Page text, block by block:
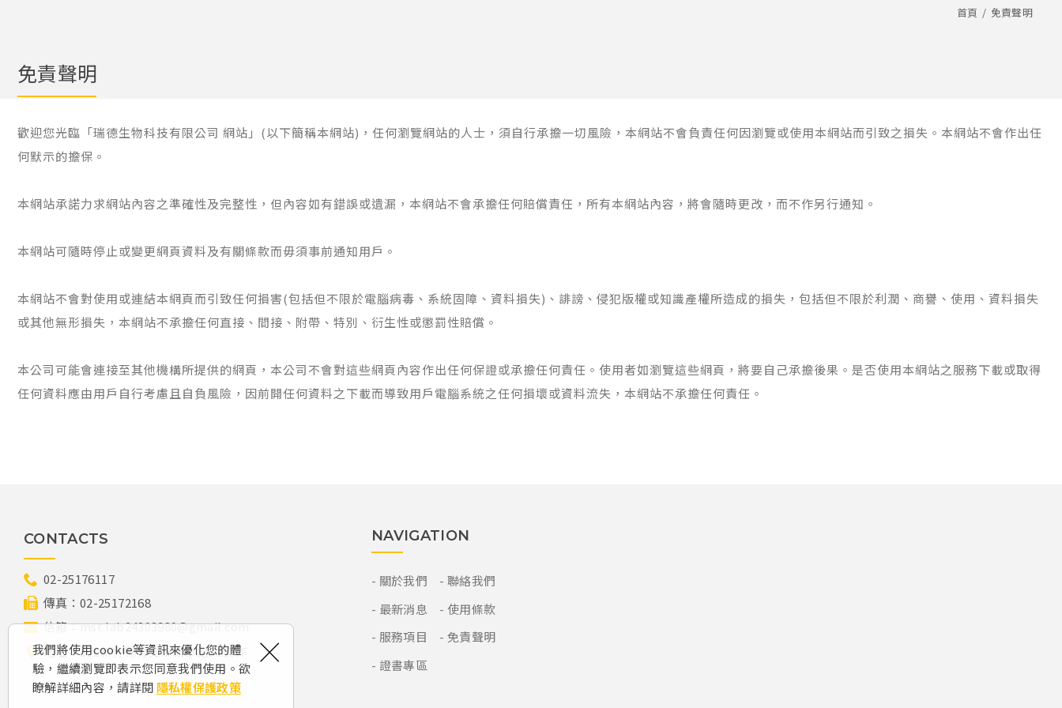
我們將使用cookie等資訊來優化您的體
驗，繼續瀏覽即表示您同意我們使用。欲
瞭解詳細內容，請詳閱 隱私權保護政策
×
首頁 免責聲明
免責聲明
歡迎您光臨「瑞德生物科技有限公司 網站」(以下簡稱本網站)，任何瀏覽網站的人士，須自行承擔一切風險，本網站不會負責任何因瀏覽或使用本網站而引致之損失。本網站不會作出任
何默示的擔保。
本網站承諾力求網站內容之準確性及完整性，但內容如有錯誤或遺漏，本網站不會承擔任何賠償責任，所有本網站內容，將會隨時更改，而不作另行通知。
本網站可隨時停止或變更網頁資料及有關條款而毋須事前通知用戶。
本網站不會對使用或連結本網頁而引致任何損害(包括但不限於電腦病毒、系統固障、資料損失)、誹謗、侵犯版權或知識產權所造成的損失，包括但不限於利潤、商譽、使用、資料損失
或其他無形損失，本網站不承擔任何直接、間接、附帶、特別、衍生性或懲罰性賠償。
本公司可能會連接至其他機構所提供的網頁，本公司不會對這些網頁內容作出任何保證或承擔任何責任。使用者如瀏覽這些網頁，將要自己承擔後果。是否使用本網站之服務下載或取得
任何資料應由用戶自行考慮且自負風險，因前開任何資料之下載而導致用戶電腦系統之任何損壞或資料流失，本網站不承擔任何責任。
CONTACTS
02-25176117
傳真：02-25172168
信箱：mst.lab24303980@gmail.com
地址：302新竹縣竹北市新泰路33號3F
NAVIGATION
關於我們
最新消息
服務項目
證書專區
聯絡我們
使用條款
免責聲明